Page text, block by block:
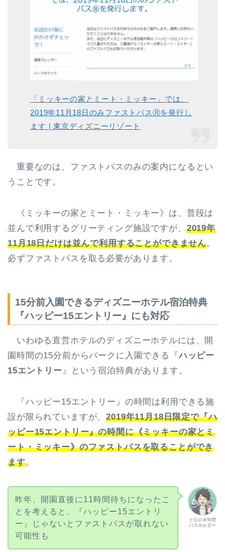
「ミッキーの家とミート・ミッキー」では、
2019年11月18日のみファストパスⓇを発行し
ます | 東京ディズニーリゾート
重要なのは、ファストパスのみの案内になるとい
うことです。
《ミッキーの家とミート・ミッキー》は、普段は
並んで利用するグリーティング施設ですが、 2019年
11月18日だけは並んで利用することができません。
必ずファストパスを取る必要があります。
15分前入園できるディズニーホテル宿泊特典
『ハッピー15エントリー』にも対応
いわゆる直営ホテルのディズニーホテルには、開
園時間の15分前からパークに入園できる『ハッピー
15エントリー』という宿泊特典があります。
『ハッピー15エントリー』の時間は利用できる施
設が限られていますが、2019年11月18日限定で『ハ
ッピー15エントリー』の時間に《ミッキーの家とミ
ート・ミッキー》のファストパスを取ることができ
ます。
クロロ＠年間
パスホルダー
昨年、開園直後に11時間待ちになったこ
とを考えると、『ハッピー15エントリ
ー』じゃないとファストパスが取れない
可能性も